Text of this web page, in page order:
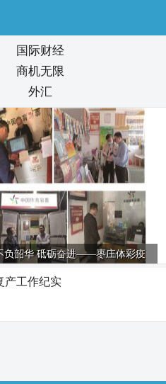
国际财经
商机无限
外汇
负韶华 砥砺奋进——枣庄体彩疫
防控、复工复
工作纪实